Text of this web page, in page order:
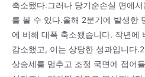
축소됐다.그러나 당기순손실 면에
를 볼 수 있다.올해 2분기에 발생한
에 비해 대폭 축소됐습니다. 작년에
감소했고, 이는 상당한 성과입니다
상승세를 멈추고 조정 국면에 접어